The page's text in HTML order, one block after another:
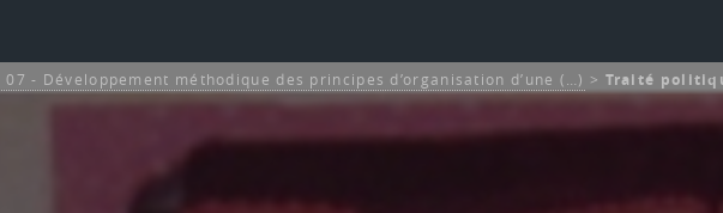
07 - Développement méthodique des principes d’organisation d’une (…) > Traité